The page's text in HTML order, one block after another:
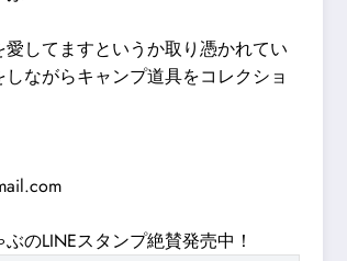
愛してますというか取り憑かれてい
しながらキャンプ道具をコレクショ
のLINEスタンプ絶賛発売中！